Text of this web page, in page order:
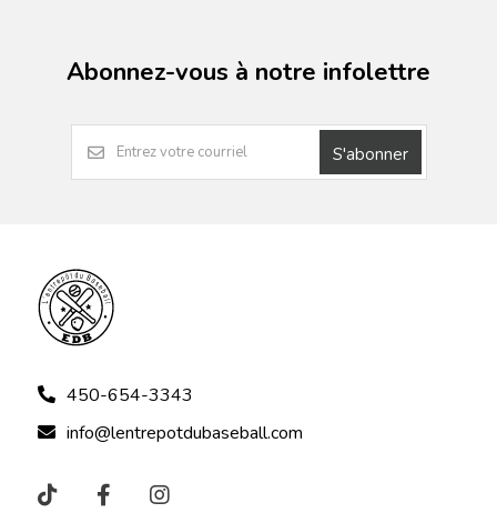
Abonnez-vous à notre infolettre
S'abonner
450-654-3343
info@lentrepotdubaseball.com